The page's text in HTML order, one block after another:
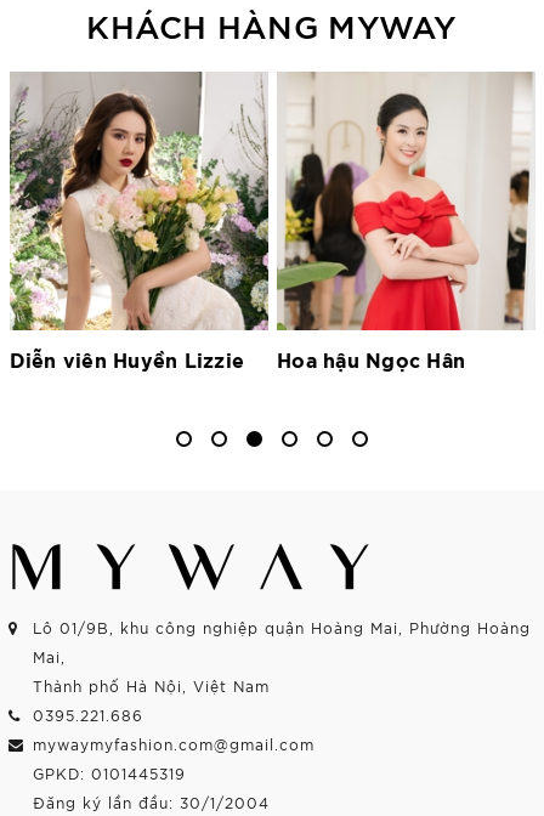
KHÁCH HÀNG MYWAY
Hoa hậu Ngọc Hân
Hoa hậu Lương Thùy
Lô 01/9B, khu công nghiệp quận Hoàng Mai, Phường Hoàng
Mai,
Thành phố Hà Nội, Việt Nam
0395.221.686
mywaymyfashion.com@gmail.com
GPKD: 0101445319
Đăng ký lần đầu: 30/1/2004